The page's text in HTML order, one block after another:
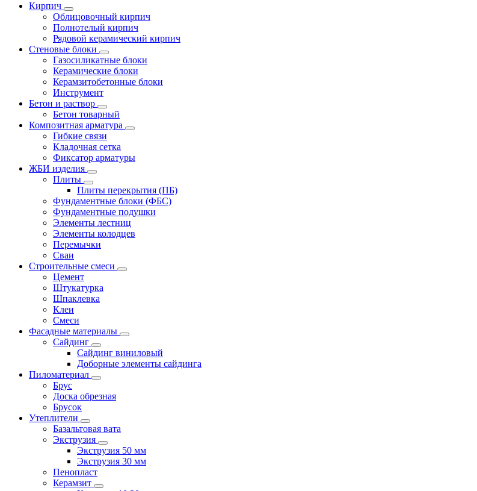
Кирпич
Облицовочный кирпич
Полнотелый кирпич
Рядовой керамический кирпич
Стеновые блоки
Газосиликатные блоки
Керамические блоки
Керамзитобетонные блоки
Инструмент
Бетон и раствор
Бетон товарный
Композитная арматура
Гибкие связи
Кладочная сетка
Фиксатор арматуры
ЖБИ изделия
Плиты
Плиты перекрытия (ПБ)
Фундаментные блоки (ФБС)
Фундаментные подушки
Элементы лестниц
Элементы колодцев
Перемычки
Сваи
Строительные смеси
Цемент
Штукатурка
Шпаклевка
Клеи
Смеси
Фасадные материалы
Сайдинг
Сайдинг виниловый
Доборные элементы сайдинга
Пиломатериал
Брус
Доска обрезная
Брусок
Утеплители
Базальтовая вата
Экструзия
Экструзия 50 мм
Экструзия 30 мм
Пенопласт
Керамзит